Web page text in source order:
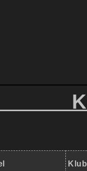
Klub